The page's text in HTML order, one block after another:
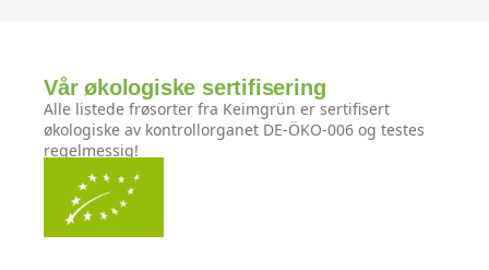
Vår økologiske sertifisering
Alle listede frøsorter fra Keimgrün er sertifisert
økologiske av kontrollorganet DE-ÖKO-006 og testes
regelmessig!